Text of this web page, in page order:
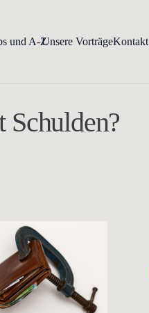
und A-ZUnsere VorträgeKontakt
Schulden?